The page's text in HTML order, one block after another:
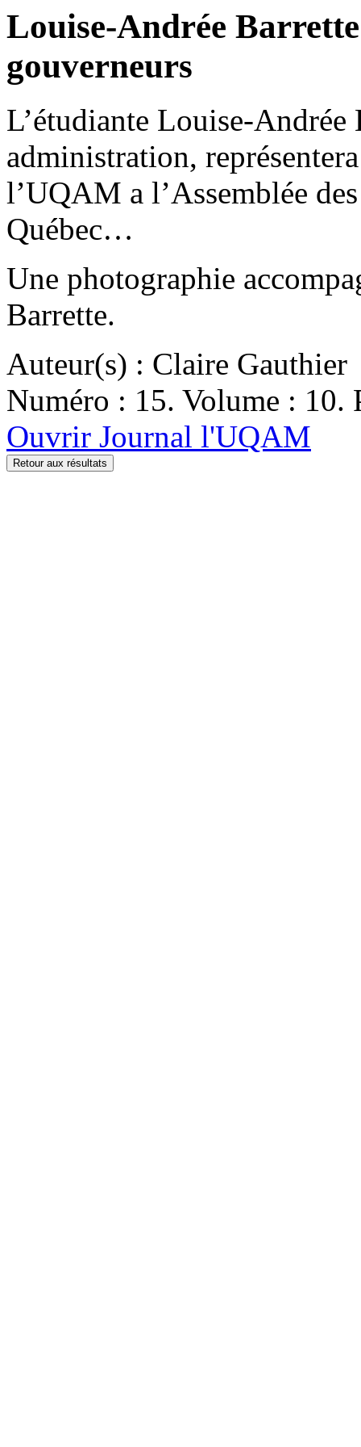
Louise-Andrée Barrette
gouverneurs
L’étudiante Louise-Andrée
administration,
l’UQAM a l’Assemblée
Québec…
Une photographie
Barrette.
Auteur(s) : Claire Gauthier
Numéro : 15. Volume : 10.
Ouvrir Journal l'UQAM
Retour aux résultats